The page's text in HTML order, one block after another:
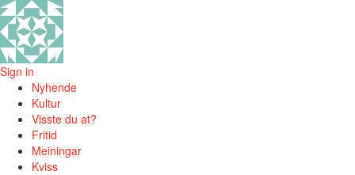
Sign in
Nyhende
Kultur
Visste du at?
Fritid
Meiningar
Kviss